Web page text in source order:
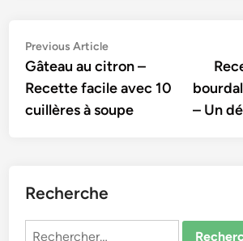
Navigation
de
l’article
Previous ArticlePrevious
article:
Gâteau au citron –
Recette facile avec 10
cuillères à soupe
– Un
Recherche
Rechercher :